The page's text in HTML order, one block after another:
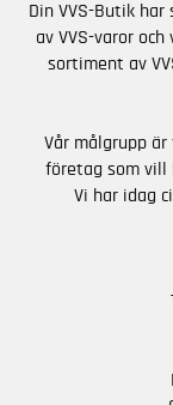
Din VVS-Butik
av VVS-varor
sortiment av
Vår målgrupp
företag som vill
Vi har idag